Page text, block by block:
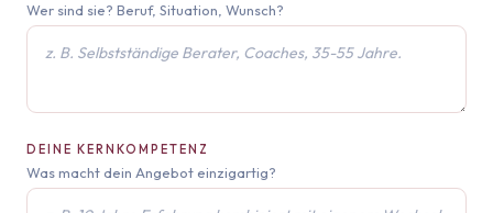
Wer sind sie? Beruf, Situation, Wunsch?
DEINE KERNKOMPETENZ
Was macht dein Angebot einzigartig?